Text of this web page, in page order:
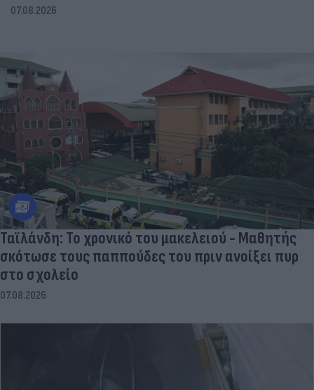
07.08.2026
Ταϊλάνδη: Το χρονικό του μακελειού - Μαθητής
σκότωσε τους παππούδες του πριν ανοίξει πυρ
στο σχολείο
07.08.2026